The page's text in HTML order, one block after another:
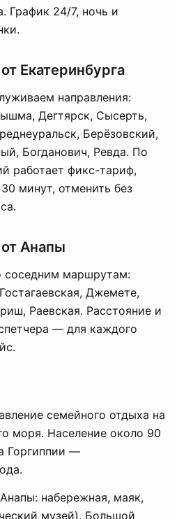
График 24/7, ночь и
Екатеринбурга
направления:
Дегтярск, Сысерть,
Берёзовский,
Богданович, Ревда. По
работает фикс-тариф,
минут, отменить без
Анапы
соседним маршрутам:
Джемете,
Раевская. Расстояние и
— для каждого
семейного отдыха на
моря. Население около 90
Горгиппии —
набережная, маяк,
музей), Большой